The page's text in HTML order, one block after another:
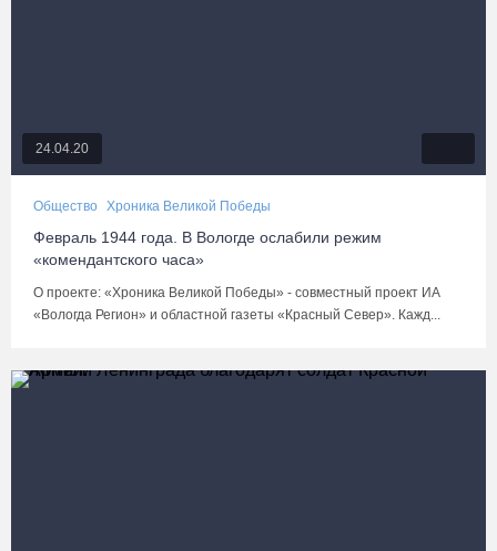
24.04.20
Общество Хроника Великой Победы
Февраль 1944 года. В Вологде ослабили режим
«комендантского часа»
О проекте: «Хроника Великой Победы» - совместный проект ИА
«Вологда Регион» и областной газеты «Красный Север». Кажд...